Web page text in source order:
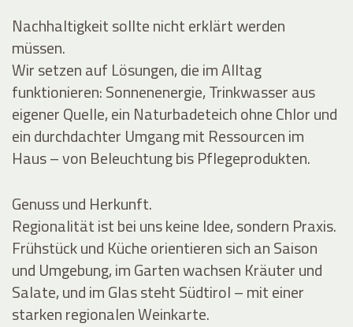
Nachhaltigkeit sollte nicht erklärt werden
müssen.
Wir setzen auf Lösungen, die im Alltag
funktionieren: Sonnenenergie, Trinkwasser aus
eigener Quelle, ein Naturbadeteich ohne Chlor und
ein durchdachter Umgang mit Ressourcen im
Haus – von Beleuchtung bis Pflegeprodukten.
Genuss und Herkunft.
Regionalität ist bei uns keine Idee, sondern Praxis.
Frühstück und Küche orientieren sich an Saison
und Umgebung, im Garten wachsen Kräuter und
Salate, und im Glas steht Südtirol – mit einer
starken regionalen Weinkarte.